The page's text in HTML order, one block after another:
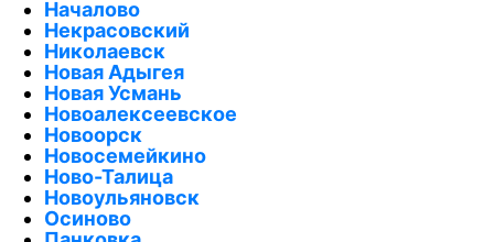
Началово
Некрасовский
Николаевск
Новая Адыгея
Новая Усмань
Новоалексеевское
Новоорск
Новосемейкино
Ново-Талица
Новоульяновск
Осиново